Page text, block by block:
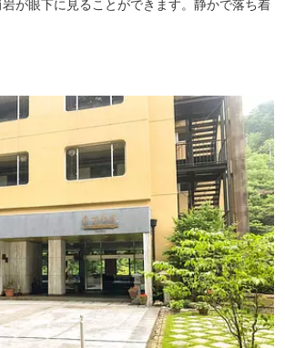
が眼下に見ることができます。静かで落ち着